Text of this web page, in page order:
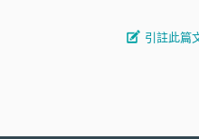
引註此篇